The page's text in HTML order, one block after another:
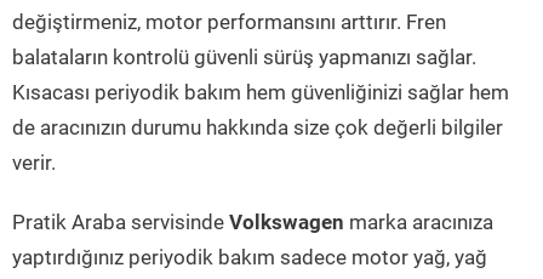
değiştirmeniz, motor performansını arttırır. Fren
balataların kontrolü güvenli sürüş yapmanızı sağlar.
Kısacası periyodik bakım hem güvenliğinizi sağlar hem
de aracınızın durumu hakkında size çok değerli bilgiler
verir.
Pratik Araba servisinde Volkswagen marka aracınıza
yaptırdığınız periyodik bakım sadece motor yağ, yağ